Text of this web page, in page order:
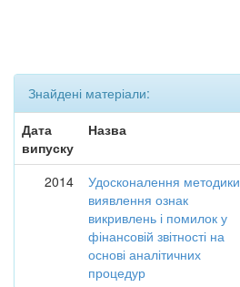
Знайдені матеріали:
Дата
випуску
Назва
2014
Удосконалення методики
виявлення ознак
викривлень і помилок у
фінансовій звітності на
основі аналітичних
процедур